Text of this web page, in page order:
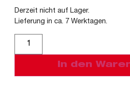
Derzeit nicht auf Lager.
Lieferung in ca. 7 Werktagen.
In den